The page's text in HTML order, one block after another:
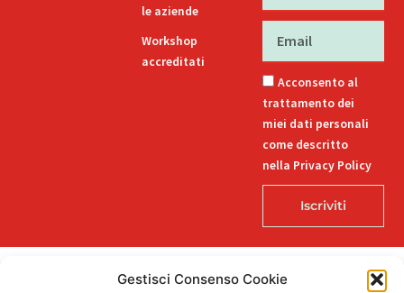
Gestisci Consenso Cookie
le aziende
Workshop
accreditati
Acconsento al
trattamento dei
miei dati personali
come descritto
nella Privacy Policy
Iscriviti